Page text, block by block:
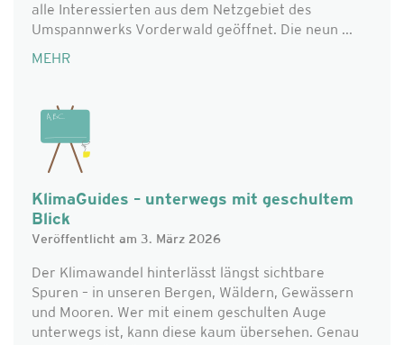
alle Interessierten aus dem Netzgebiet des
Umspannwerks Vorderwald geöffnet. Die neun ...
MEHR
KlimaGuides – unterwegs mit geschultem
Blick
Veröffentlicht am 3. März 2026
Der Klimawandel hinterlässt längst sichtbare
Spuren – in unseren Bergen, Wäldern, Gewässern
und Mooren. Wer mit einem geschulten Auge
unterwegs ist, kann diese kaum übersehen. Genau